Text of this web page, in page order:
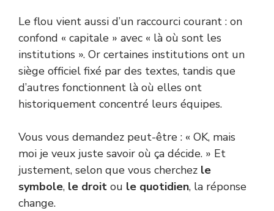
Le flou vient aussi d’un raccourci courant : on
confond « capitale » avec « là où sont les
institutions ». Or certaines institutions ont un
siège officiel fixé par des textes, tandis que
d’autres fonctionnent là où elles ont
historiquement concentré leurs équipes.
Vous vous demandez peut-être : « OK, mais
moi je veux juste savoir où ça décide. » Et
justement, selon que vous cherchez le
symbole, le droit ou le quotidien, la réponse
change.